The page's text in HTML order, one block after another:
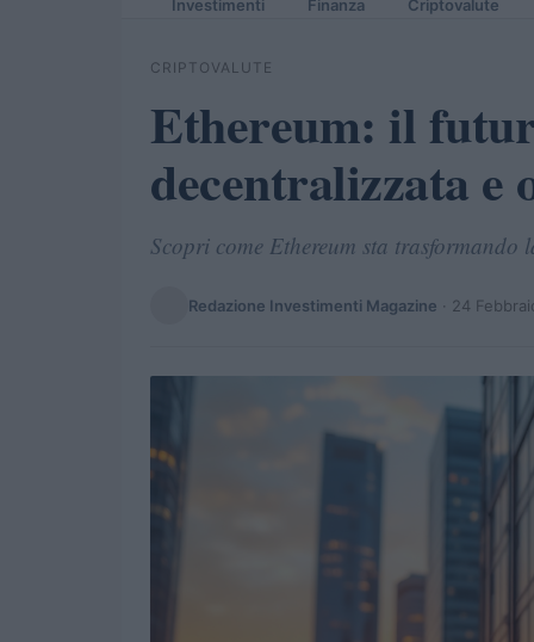
Investimenti Finanza Criptovalute
CRIPTOVALUTE
Ethereum: il
decentralizzata e
Scopri come Ethereum sta
Redazione Investimenti Magazine · 24